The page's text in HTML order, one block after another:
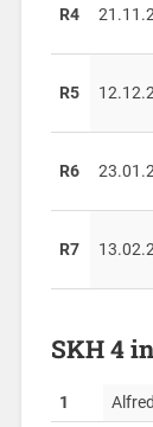
R4
R5
R6
R7
SKH 4
1